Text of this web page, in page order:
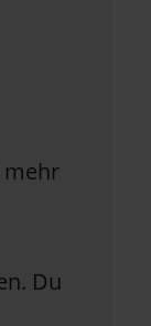
mehr
Du